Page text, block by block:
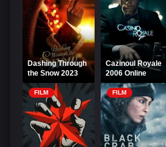
Dashing Through
the Snow 2023
Online Subtitrat
Cazinoul Royale
2006 Online
Subtitrat
FILM FILM